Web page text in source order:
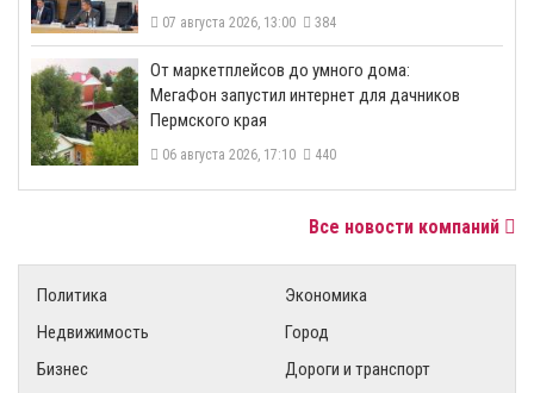
07 августа 2026, 13:00 384
От маркетплейсов до умного дома:
МегаФон запустил интернет для дачников
Пермского края
06 августа 2026, 17:10 440
Все новости компаний
Политика
Экономика
Недвижимость
Город
Бизнес
Дороги и транспорт